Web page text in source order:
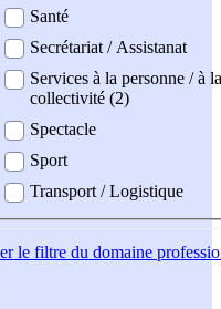
Santé
Secrétariat / Assistanat
Services à la personne / à la
collectivité (2)
Spectacle
Sport
Transport / Logistique
le filtre du domaine